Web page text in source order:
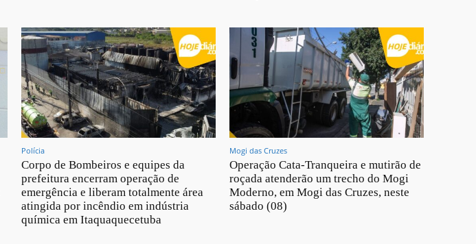
Polícia
Corpo de Bombeiros e equipes da
prefeitura encerram operação de
emergência e liberam totalmente área
atingida por incêndio em indústria
química em Itaquaquecetuba
Mogi das Cruzes
Operação Cata-Tranqueira e mutirão de
roçada atenderão um trecho do Mogi
Moderno, em Mogi das Cruzes, neste
sábado (08)